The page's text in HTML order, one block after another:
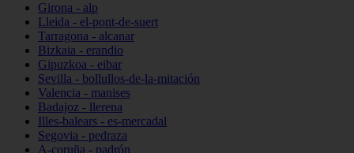
Girona - alp
Lleida - el-pont-de-suert
Tarragona - alcanar
Bizkaia - erandio
Gipuzkoa - eibar
Sevilla - bollullos-de-la-mitación
Valencia - manises
Badajoz - llerena
Illes-balears - es-mercadal
Segovia - pedraza
A-coruña - padrón